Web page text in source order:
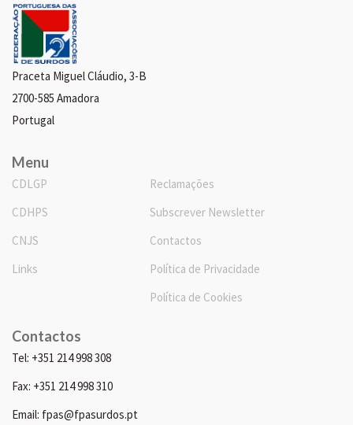
Praceta Miguel Cláudio, 3-B
2700-585 Amadora
Portugal
Menu
CDLGP
CDHPS
CNJS
Links
Reclamações
Subscrever Newsletter
Contactos
Política de Privacidade
Política de Cookies
Contactos
Tel: +351 214 998 308
Fax: +351 214 998 310
Email: fpas@fpasurdos.pt